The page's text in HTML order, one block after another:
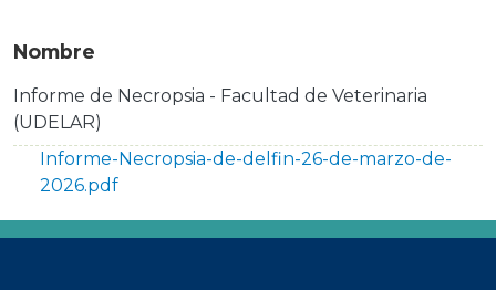
Nombre
Informe de Necropsia - Facultad de Veterinaria
(UDELAR)
Documento
Informe-Necropsia-de-delfin-26-de-marzo-de-
2026.pdf